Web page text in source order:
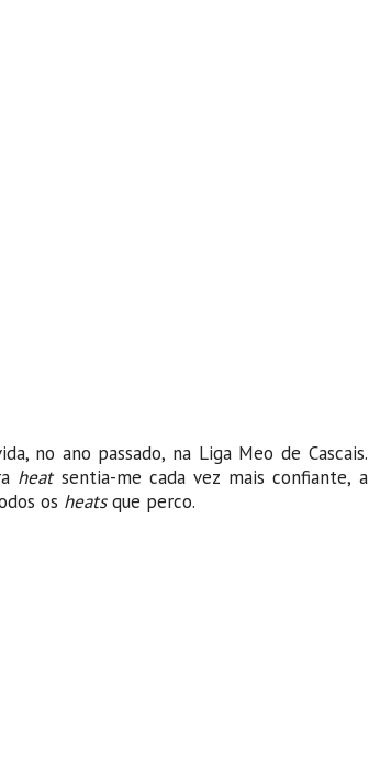
no ano passado, na Liga Meo de Cascais.
heatsentia-me cada vez mais confiante, a
os heatsque perco.